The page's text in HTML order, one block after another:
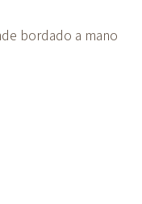
bordado a mano